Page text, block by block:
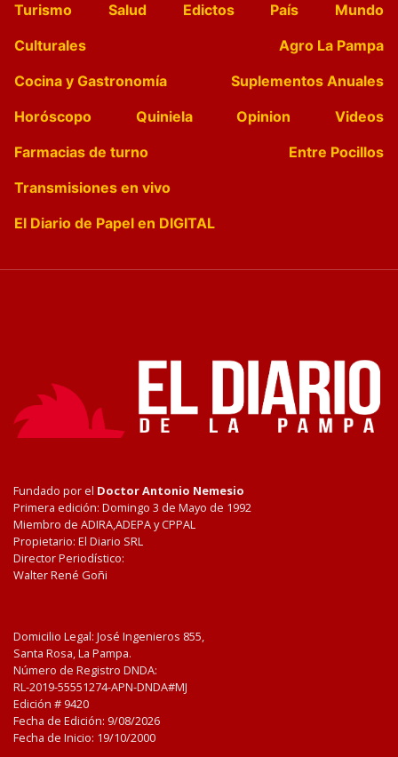
Turismo
Salud Edictos País
Mundo
Culturales
Agro La Pampa
Cocina y Gastronomía
Suplementos Anuales
Horóscopo
Quiniela Opinion
Videos
Farmacias de turno
Entre Pocillos
Transmisiones en vivo
El Diario de Papel en DIGITAL
Fundado por el Doctor Antonio Nemesio
Primera edición: Domingo 3 de Mayo de 1992
Miembro de ADIRA,ADEPA y CPPAL
Propietario: El Diario SRL
Director Periodístico:
Walter René Goñi
Domicilio Legal: José Ingenieros 855,
Santa Rosa, La Pampa.
Número de Registro DNDA:
RL-2019-55551274-APN-DNDA#MJ
Edición # 9420
Fecha de Edición: 9/08/2026
Fecha de Inicio: 19/10/2000